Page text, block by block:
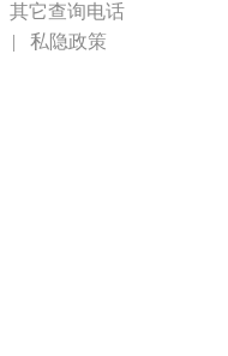
其它查询电话
| 私隐政策